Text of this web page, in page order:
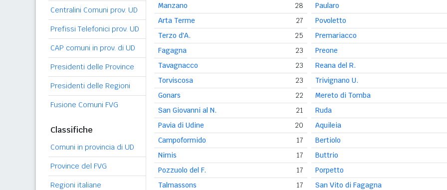
Centralini Comuni prov. UD
Prefissi Telefonici prov. UD
CAP comuni in prov. di UD
Presidenti delle Province
Presidenti delle Regioni
Fusione Comuni FVG
Classifiche
Comuni in provincia di UD
Province del FVG
Regioni italiane
Manzano
28
Arta Terme
27
Terzo d'A.
25
Fagagna
23
Tavagnacco
23
Torviscosa
23
Gonars
22
San Giovanni al N.
21
Pavia di Udine
20
Campoformido
17
Nimis
17
Pozzuolo del F.
17
Talmassons
17
Paularo
Povoletto
Premariacco
Preone
Reana del R.
Trivignano U.
Mereto di Tomba
Ruda
Aquileia
Bertiolo
Buttrio
Porpetto
San Vito di Fagagna